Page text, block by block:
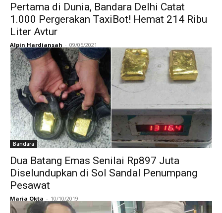
Pertama di Dunia, Bandara Delhi Catat
1.000 Pergerakan TaxiBot! Hemat 214 Ribu
Liter Avtur
Alpin Hardiansah - 09/05/2021
Bandara
Dua Batang Emas Senilai Rp897 Juta
Diselundupkan di Sol Sandal Penumpang
Pesawat
Maria Okta - 10/10/2019